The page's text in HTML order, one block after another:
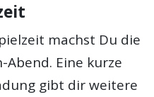
machst Du die
Abend. Eine kurze
gibt dir weitere